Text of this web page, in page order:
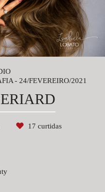
24/FEVEREIRO/2021
17 curtidas